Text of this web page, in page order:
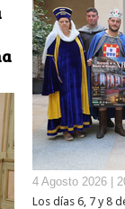
4 Agosto 2026 |
Los días 6, 7 y 8